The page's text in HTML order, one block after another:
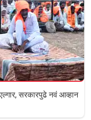
सरकारपुढे नवं आव्हान